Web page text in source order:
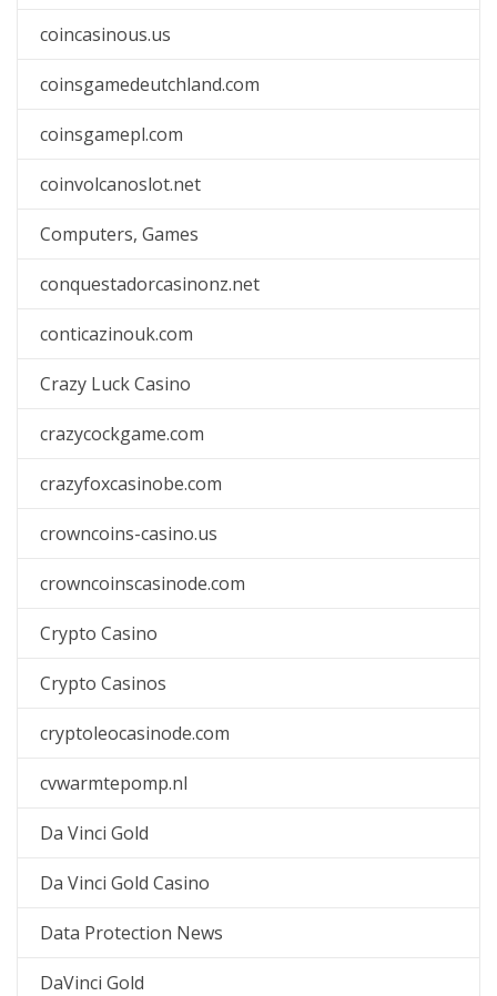
coincasinous.us
coinsgamedeutchland.com
coinsgamepl.com
coinvolcanoslot.net
Computers, Games
conquestadorcasinonz.net
conticazinouk.com
Crazy Luck Casino
crazycockgame.com
crazyfoxcasinobe.com
crowncoins-casino.us
crowncoinscasinode.com
Crypto Casino
Crypto Casinos
cryptoleocasinode.com
cvwarmtepomp.nl
Da Vinci Gold
Da Vinci Gold Casino
Data Protection News
DaVinci Gold